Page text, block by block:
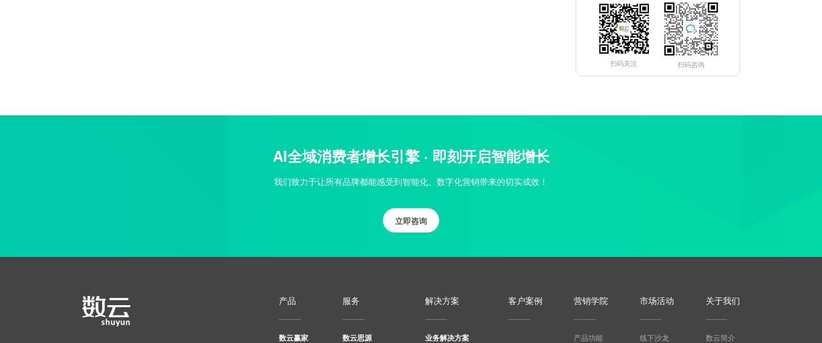
扫码关注 扫码咨询
AI全域消费者增长引擎 · 即刻开启智能增长
我们致力于让所有品牌都能感受到智能化、数字化营销带来的切实成效！
立即咨询
产品
数云赢家
服务
数云思源
解决方案
业务解决方案
客户案例 营销学院
产品功能
市场活动
线下沙龙
关于我们
数云简介